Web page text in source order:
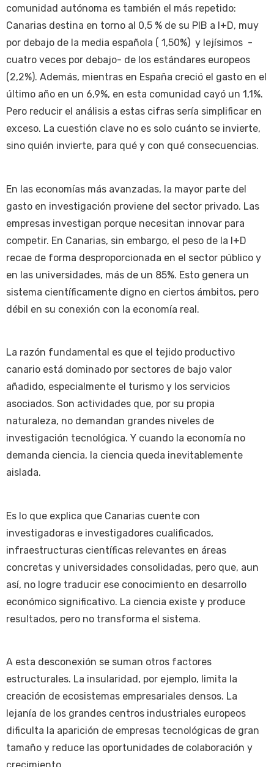
comunidad autónoma es también el más repetido:
Canarias destina en torno al 0,5 % de su PIB a I+D, muy
por debajo de la media española ( 1,50%) y lejísimos -
cuatro veces por debajo- de los estándares europeos
(2,2%). Además, mientras en España creció el gasto en el
último año en un 6,9%, en esta comunidad cayó un 1,1%.
Pero reducir el análisis a estas cifras sería simplificar en
exceso. La cuestión clave no es solo cuánto se invierte,
sino quién invierte, para qué y con qué consecuencias.
En las economías más avanzadas, la mayor parte del
gasto en investigación proviene del sector privado. Las
empresas investigan porque necesitan innovar para
competir. En Canarias, sin embargo, el peso de la I+D
recae de forma desproporcionada en el sector público y
en las universidades, más de un 85%. Esto genera un
sistema científicamente digno en ciertos ámbitos, pero
débil en su conexión con la economía real.
La razón fundamental es que el tejido productivo
canario está dominado por sectores de bajo valor
añadido, especialmente el turismo y los servicios
asociados. Son actividades que, por su propia
naturaleza, no demandan grandes niveles de
investigación tecnológica. Y cuando la economía no
demanda ciencia, la ciencia queda inevitablemente
aislada.
Es lo que explica que Canarias cuente con
investigadoras e investigadores cualificados,
infraestructuras científicas relevantes en áreas
concretas y universidades consolidadas, pero que, aun
así, no logre traducir ese conocimiento en desarrollo
económico significativo. La ciencia existe y produce
resultados, pero no transforma el sistema.
A esta desconexión se suman otros factores
estructurales. La insularidad, por ejemplo, limita la
creación de ecosistemas empresariales densos. La
lejanía de los grandes centros industriales europeos
dificulta la aparición de empresas tecnológicas de gran
tamaño y reduce las oportunidades de colaboración y